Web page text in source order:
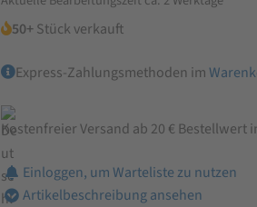
mit
60%
Menge
50+Stück verkauft
Express-Zahlungsmethoden im
Kostenfreier Versand ab 20 € Bestellwert
Einloggen, um Warteliste zu nutzen
Artikelbeschreibung ansehen